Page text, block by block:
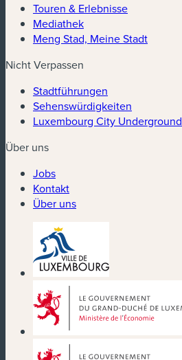
Touren & Erlebnisse
Mediathek
Meng Stad, Meine Stadt
Nicht Verpassen
Stadtführungen
Sehenswürdigkeiten
Luxembourg City Underground
Über uns
Jobs
Kontakt
Über uns